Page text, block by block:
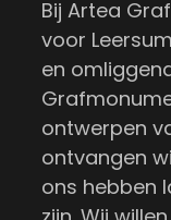
Bij Artea
voor Leersum
en
ontwerpen
ontvangen
ons hebben